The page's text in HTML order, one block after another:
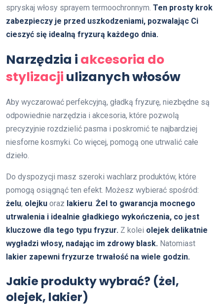
spryskaj włosy sprayem termoochronnym. Ten prosty krok
zabezpieczy je przed uszkodzeniami, pozwalając Ci
cieszyć się idealną fryzurą każdego dnia.
Narzędzia i akcesoria do
stylizacji ulizanych włosów
Aby wyczarować perfekcyjną, gładką fryzurę, niezbędne są
odpowiednie narzędzia i akcesoria, które pozwolą
precyzyjnie rozdzielić pasma i poskromić te najbardziej
niesforne kosmyki. Co więcej, pomogą one utrwalić całe
dzieło.
Do dyspozycji masz szeroki wachlarz produktów, które
pomogą osiągnąć ten efekt. Możesz wybierać spośród:
żelu, olejku oraz lakieru. Żel to gwarancja mocnego
utrwalenia i idealnie gładkiego wykończenia, co jest
kluczowe dla tego typu fryzur. Z kolei olejek delikatnie
wygładzi włosy, nadając im zdrowy blask. Natomiast
lakier zapewni fryzurze trwałość na wiele godzin.
Jakie produkty wybrać? (żel,
olejek, lakier)